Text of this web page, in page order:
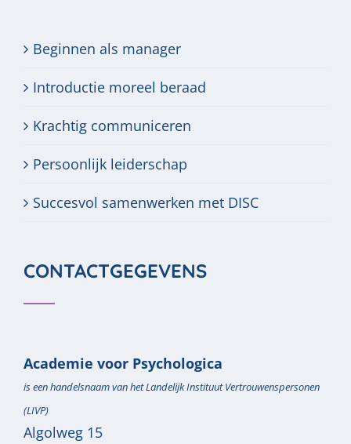
Beginnen als manager
Introductie moreel beraad
Krachtig communiceren
Persoonlijk leiderschap
Succesvol samenwerken met DISC
CONTACTGEGEVENS
Academie voor Psychologica
is een handelsnaam van het Landelijk Instituut Vertrouwenspersonen
(LIVP)
Algolweg 15